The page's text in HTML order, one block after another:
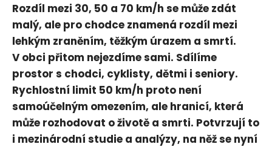
Rozdíl mezi 30, 50 a 70 km/h se může zdát
malý, ale pro chodce znamená rozdíl mezi
lehkým zraněním, těžkým úrazem a smrtí.
V obci přitom nejezdíme sami. Sdílíme
prostor s chodci, cyklisty, dětmi i seniory.
Rychlostní limit 50 km/h proto není
samoúčelným omezením, ale hranicí, která
může rozhodovat o životě a smrti. Potvrzují to
i mezinárodní studie a analýzy, na něž se nyní